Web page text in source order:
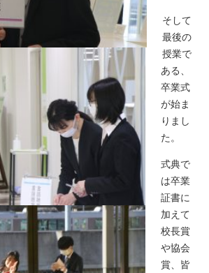
そして
最後の
授業で
ある、
卒業式
が始ま
りまし
た。
式典で
は卒業
証書に
加えて
校長賞
や協会
賞、皆